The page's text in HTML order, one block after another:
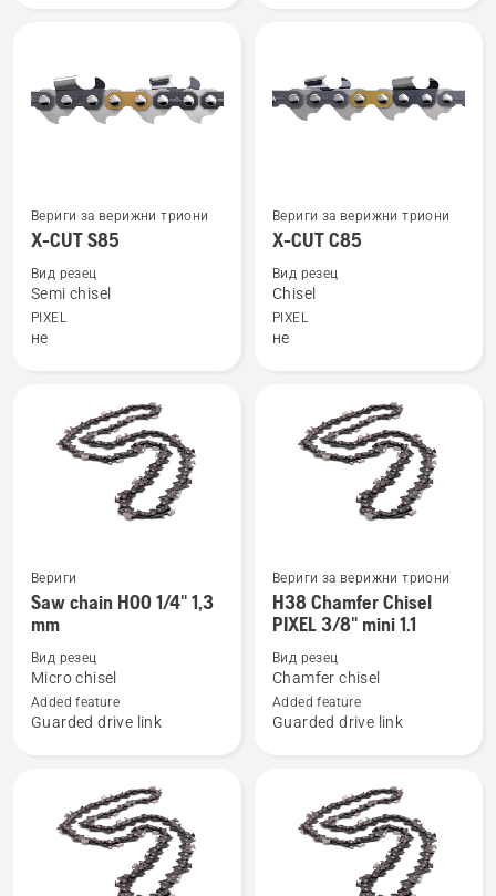
Вижте
повече
за
CUT
Вериги за верижни триони
X-CUT S85
Вид резец
Semi chisel
PIXEL
не
Вижте
повече
за
CUT
Вериги за верижни триони
X-CUT C85
Вид резец
Chisel
PIXEL
не
Вижте
повече
подробности
за
Saw
chain
Вериги
Saw chain H00 1/4" 1,3
mm
Вид резец
Micro chisel
Added feature
Guarded drive link
Вижте
повече
подробности
за
H38
Chamfer
Вериги за верижни триони
H38 Chamfer Chisel
PIXEL 3/8" mini 1.1
Вид резец
Chamfer chisel
Added feature
Guarded drive link